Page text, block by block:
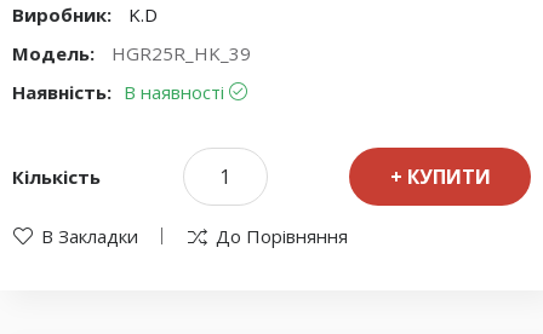
Виробник:
K.D
Модель:
HGR25R_HK_39
Наявність: В наявності
Кількість КУПИТИ
В Закладки До Порівняння